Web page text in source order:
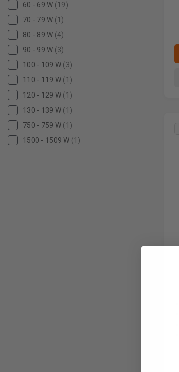
60 - 69 W (19)
70 - 79 W (1)
80 - 89 W (4)
90 - 99 W (3)
100 - 109 W (3)
110 - 119 W (1)
120 - 129 W (1)
130 - 139 W (1)
750 - 759 W (1)
1500 - 1509 W (1)